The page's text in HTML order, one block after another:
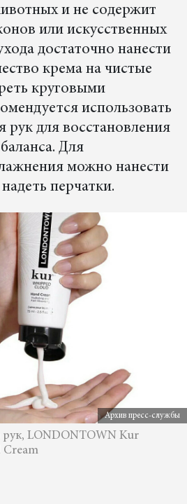
и не содержит
или искусственных
достаточно нанести
крема на чистые
круговыми
использовать
рук для восстановления
Для
можно нанести
перчатки.
Архив пресс-службы
LONDONTOWN Kur